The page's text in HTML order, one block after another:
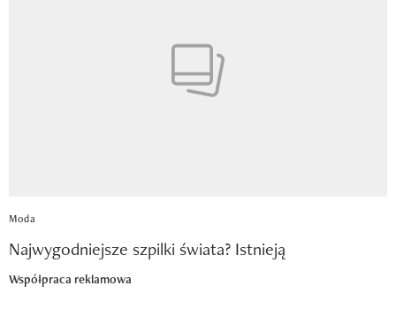
Moda
Najwygodniejsze szpilki świata? Istnieją
Współpraca reklamowa